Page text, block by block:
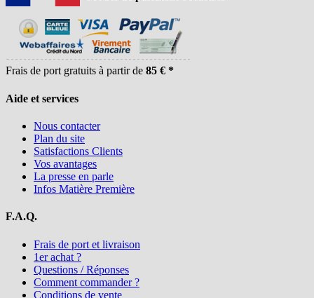
Frais de port gratuits à partir de 85 € *
Aide et services
Nous contacter
Plan du site
Satisfactions Clients
Vos avantages
La presse en parle
Infos Matière Première
F.A.Q.
Frais de port et livraison
1er achat ?
Questions / Réponses
Comment commander ?
Conditions de vente